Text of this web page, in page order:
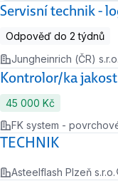
Servisní technik -
Odpověď do 2 týdnů
Jungheinrich (ČR) s.r.o.
Kontrolor/ka
45 000 Kč
FK system -
TECHNIK
Asteelflash Plzeň s.r.o.